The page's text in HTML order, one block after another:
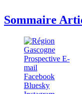
Sommaire